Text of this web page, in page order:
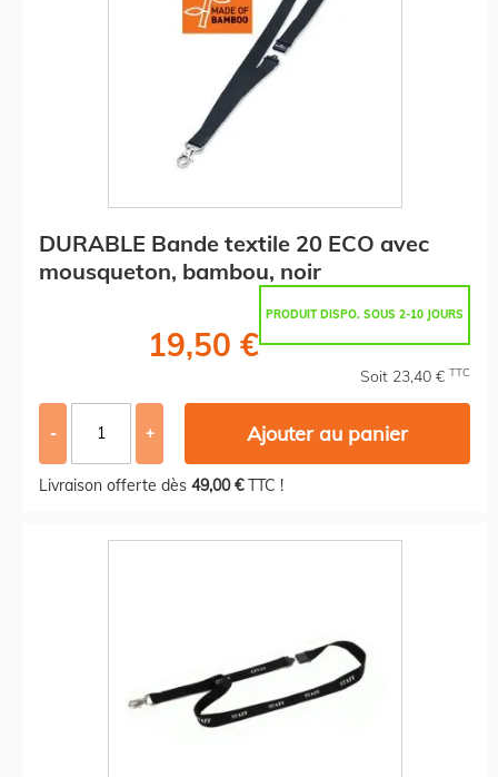
DURABLE Bande textile 20 ECO avec
mousqueton, bambou, noir
PRODUIT DISPO. SOUS 2-10 JOURS
19,50 €
Soit 23,40 € TTC
- + Ajouter au panier
Livraison offerte dès 49,00 €TTC !